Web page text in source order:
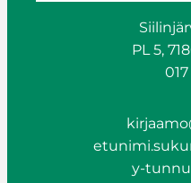
PL 5,
017
y-